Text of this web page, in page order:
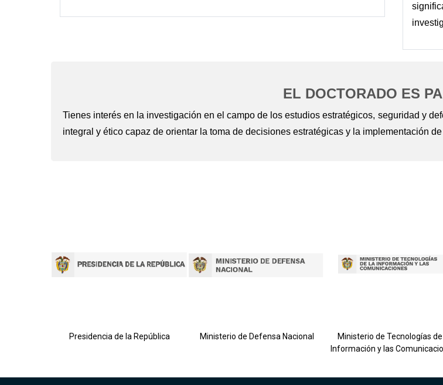
EL DOCTORADO ES
Tienes interés en la investigación en el campo de los estudios estratégicos, seguridad y
integral y ético capaz de orientar la toma de decisiones estratégicas y la implementación
Presidencia de la República
Ministerio de Defensa Nacional
Ministerio de Tecnologías de
Información y las